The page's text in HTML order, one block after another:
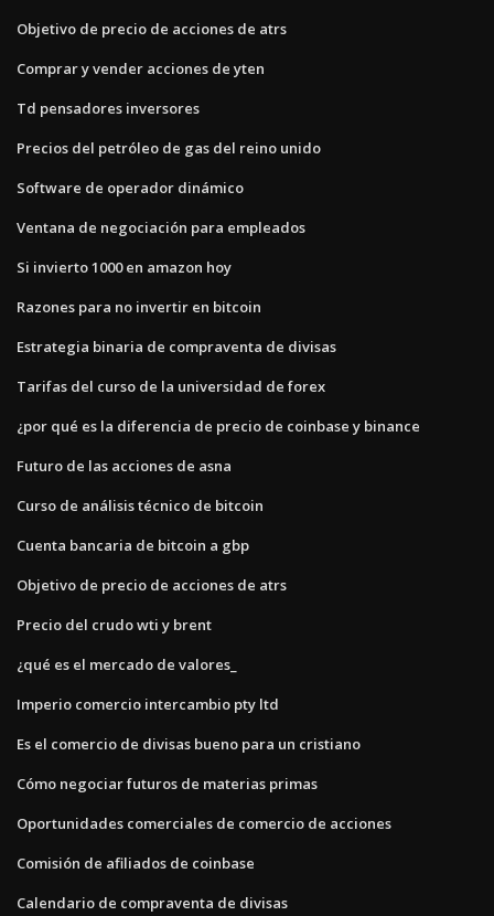
Objetivo de precio de acciones de atrs
Comprar y vender acciones de yten
Td pensadores inversores
Precios del petróleo de gas del reino unido
Software de operador dinámico
Ventana de negociación para empleados
Si invierto 1000 en amazon hoy
Razones para no invertir en bitcoin
Estrategia binaria de compraventa de divisas
Tarifas del curso de la universidad de forex
¿por qué es la diferencia de precio de coinbase y binance
Futuro de las acciones de asna
Curso de análisis técnico de bitcoin
Cuenta bancaria de bitcoin a gbp
Objetivo de precio de acciones de atrs
Precio del crudo wti y brent
¿qué es el mercado de valores_
Imperio comercio intercambio pty ltd
Es el comercio de divisas bueno para un cristiano
Cómo negociar futuros de materias primas
Oportunidades comerciales de comercio de acciones
Comisión de afiliados de coinbase
Calendario de compraventa de divisas